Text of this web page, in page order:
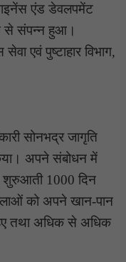
एंड डेवलपमेंट
से संपन्न हुआ।
एवं पुष्टाहार विभाग,
सोनभद्र जागृति
अपने संबोधन में
शुरुआती 1000 दिन
को अपने खान-पान
तथा अधिक से अधिक